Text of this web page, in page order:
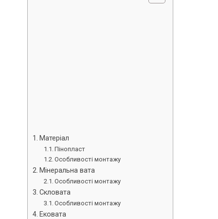
Матеріал
Пінопласт
Особливості монтажу
Мінеральна вата
Особливості монтажу
Скловата
Особливості монтажу
Ековата